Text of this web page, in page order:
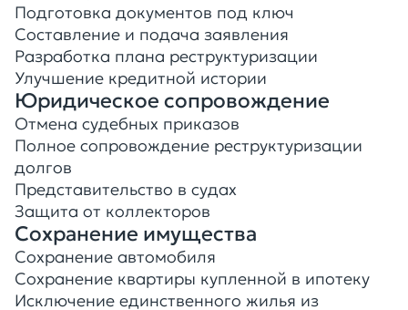
Подготовка документов под ключ
Составление и подача заявления
Разработка плана реструктуризации
Улучшение кредитной истории
Юридическое сопровождение
Отмена судебных приказов
Полное сопровождение реструктуризации
долгов
Представительство в судах
Защита от коллекторов
Сохранение имущества
Сохранение автомобиля
Сохранение квартиры купленной в ипотеку
Исключение единственного жилья из